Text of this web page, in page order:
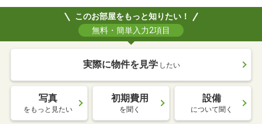
このお部屋をもっと知りたい！
無料・簡単入力2項目
実際に物件を見学 したい
写真
をもっと見たい
初期費用
を聞く
設備
について聞く